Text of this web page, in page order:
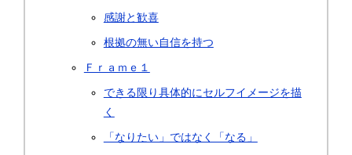
感謝と歓喜
根拠の無い自信を持つ
Ｆｒａｍｅ１
できる限り具体的にセルフイメージを描
く
「なりたい」ではなく「なる」